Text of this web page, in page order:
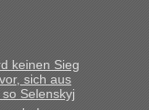
das privat ist
keinen Sieg
sich aus
Selenskyj